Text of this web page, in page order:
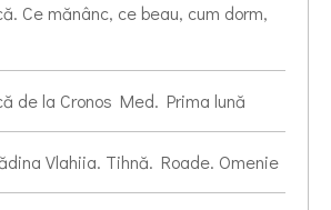
Ce mănânc, ce beau, cum dorm,
de la Cronos Med. Prima lună
Vlahiia. Tihnă. Roade. Omenie